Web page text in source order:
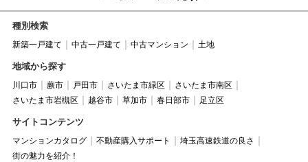
種別検索
新築一戸建て 中古一戸建て 中古マンション 土地
地域から探す
川口市 蕨市 戸田市 さいたま市緑区
さいたま市南区
さいたま市岩槻区
越谷市 草加市 春日部市 足立区
サイトコンテンツ
マンションカタログ 不動産購入サポート
埼玉高速鉄道の良さ
街の魅力を紹介！